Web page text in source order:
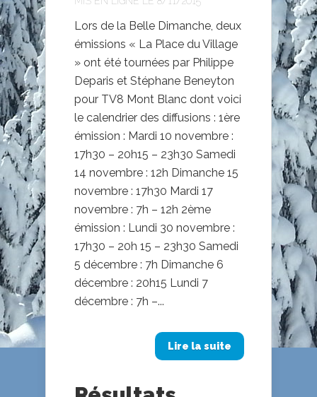
Lors de la Belle Dimanche, deux
émissions « La Place du Village
» ont été tournées par Philippe
Deparis et Stéphane Beneyton
pour TV8 Mont Blanc dont voici
le calendrier des diffusions : 1ère
émission : Mardi 10 novembre :
17h30 – 20h15 – 23h30 Samedi
14 novembre : 12h Dimanche 15
novembre : 17h30 Mardi 17
novembre : 7h – 12h 2ème
émission : Lundi 30 novembre :
17h30 – 20h 15 – 23h30 Samedi
5 décembre : 7h Dimanche 6
décembre : 20h15 Lundi 7
décembre : 7h –...
Lire la suite